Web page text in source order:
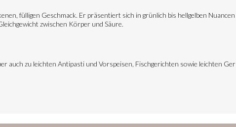
fülligen Geschmack. Er präsentiert sich in grünlich bis hellgelben
zwischen Körper und Säure.
auch zu leichten Antipasti und Vorspeisen, Fischgerichten sowie leichten